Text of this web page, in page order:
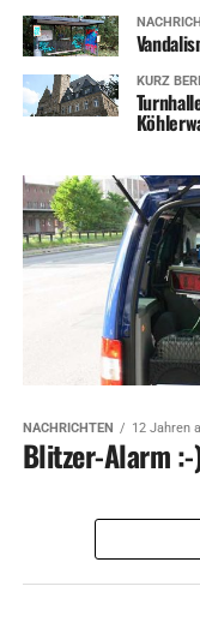
KURZ
NACHRICHTEN 12 Jahren
Blitzer-Alarm